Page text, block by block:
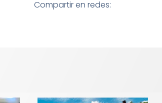
Compartir en redes: